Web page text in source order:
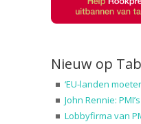
Nieuw op
‘EU-landen
John Rennie:
Lobbyfirma van